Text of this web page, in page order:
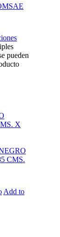
pueden
CMS.
Add to